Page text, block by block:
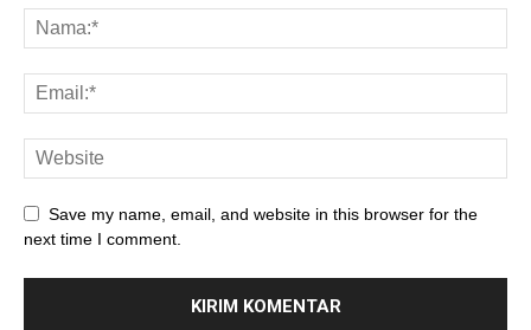
Save my name, email, and website in this browser for the
next time I comment.